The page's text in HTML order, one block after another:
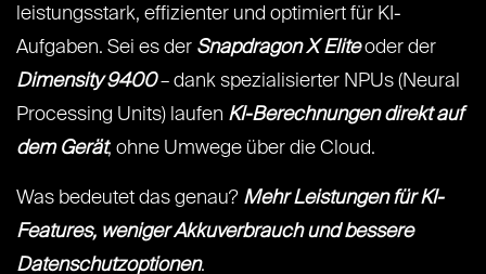
leistungsstark, effizienter und optimiert für KI-
Aufgaben. Sei es der Snapdragon X Elite oder der
Dimensity 9400– dank spezialisierter NPUs (Neural
Processing Units) laufen KI-Berechnungen direkt auf
dem Gerät, ohne Umwege über die Cloud.
Was bedeutet das genau? Mehr Leistungen für KI-
Features, weniger Akkuverbrauch und bessere
Datenschutzoptionen.